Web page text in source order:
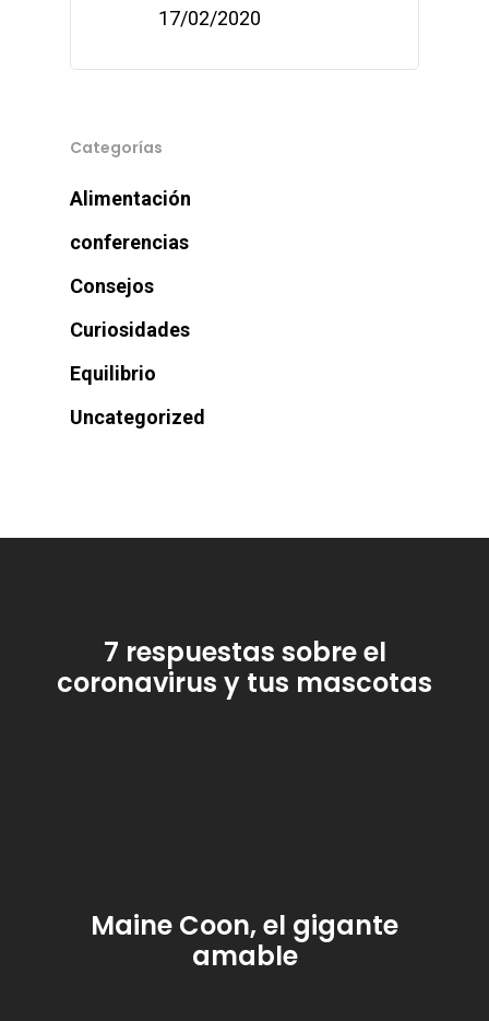
17/02/2020
Categorías
Alimentación
conferencias
Consejos
Curiosidades
Equilibrio
Uncategorized
7 respuestas sobre el
coronavirus y tus mascotas
Maine Coon, el gigante
amable